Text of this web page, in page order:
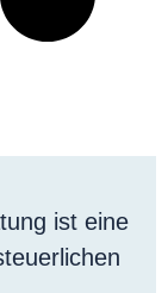
ist eine